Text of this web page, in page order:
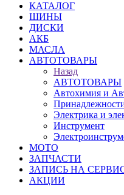
КАТАЛОГ
ШИНЫ
ДИСКИ
АКБ
МАСЛА
АВТОТОВАРЫ
Назад
АВТОТОВАРЫ
Автохимия и
Электрика и
Инструмент
МОТО
ЗАПЧАСТИ
ЗАПИСЬ НА
АКЦИИ